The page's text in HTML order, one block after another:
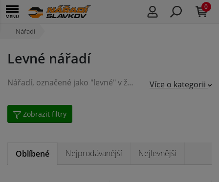
0
Nářadí
Levné nářadí
Nářadí, označené jako "levné" v žádném případě neznamená, že jde o nářadí podřadné kvality. Toto nářadí představuje střední třídu pro všestranné použití v domácnostech a malých dílnách a s ohledem na praktické využití jej pořídíte za příznivou cenu. Více o kategorii
Zobrazit filtry
Oblíbené Nejprodávanější Nejlevnější